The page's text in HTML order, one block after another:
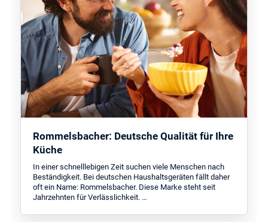
Rommelsbacher: Deutsche Qualität für Ihre
Küche
In einer schnelllebigen Zeit suchen viele Menschen nach
Beständigkeit. Bei deutschen Haushaltsgeräten fällt daher
oft ein Name: Rommelsbacher. Diese Marke steht seit
Jahrzehnten für Verlässlichkeit. …